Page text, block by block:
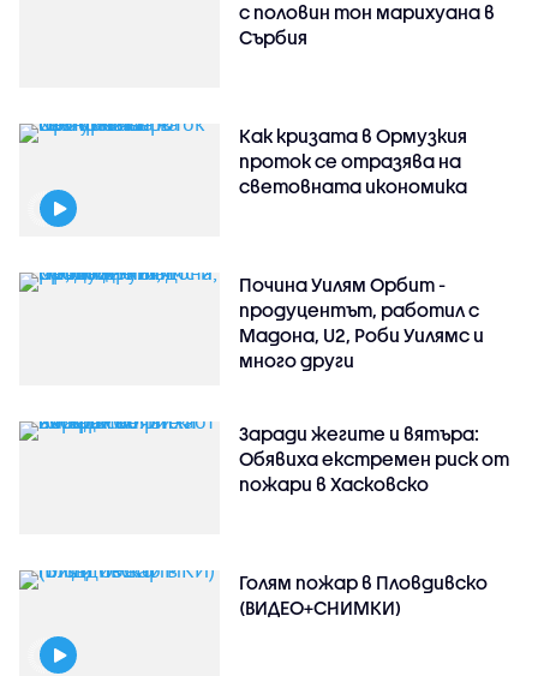
с половин тон марихуана в
Сърбия
Как кризата в Ормузкия
проток се отразява на
световната икономика
Почина Уилям Орбит -
продуцентът, работил с
Мадона, U2, Роби Уилямс и
много други
Заради жегите и вятъра:
Обявиха екстремен риск от
пожари в Хасковско
Голям пожар в Пловдивско
(ВИДЕО+СНИМКИ)